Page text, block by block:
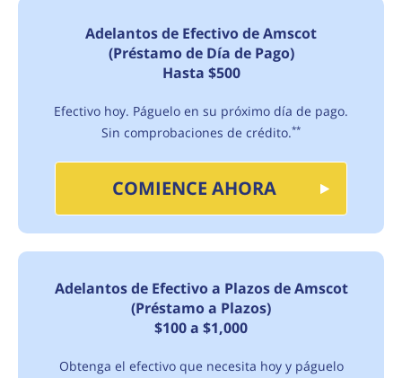
Adelantos de Efectivo de Amscot
(Préstamo de Día de Pago)
Hasta $500
Efectivo hoy. Páguelo en su próximo día de pago.
Sin comprobaciones de crédito.**
COMIENCE AHORA
Adelantos de Efectivo a Plazos de Amscot
(Préstamo a Plazos)
$100 a $1,000
Obtenga el efectivo que necesita hoy y páguelo